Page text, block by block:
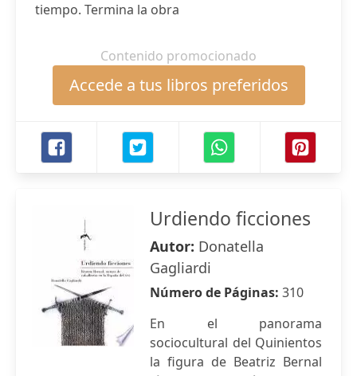
tiempo. Termina la obra
Contenido promocionado
Accede a tus libros preferidos
Urdiendo ficciones
Autor: Donatella
Gagliardi
Número de Páginas: 310
En el panorama
sociocultural del Quinientos
la figura de Beatriz Bernal